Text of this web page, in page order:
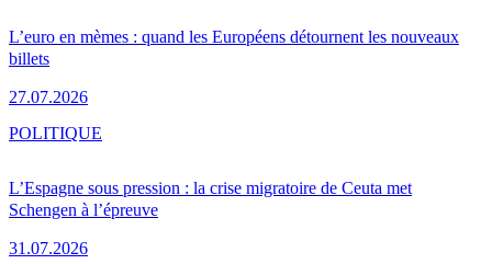
L’euro en mèmes : quand les Européens détournent les nouveaux
billets
27.07.2026
L’Espagne sous pression : la crise migratoire de Ceuta met
Schengen à l’épreuve
31.07.2026
POLITIQUE